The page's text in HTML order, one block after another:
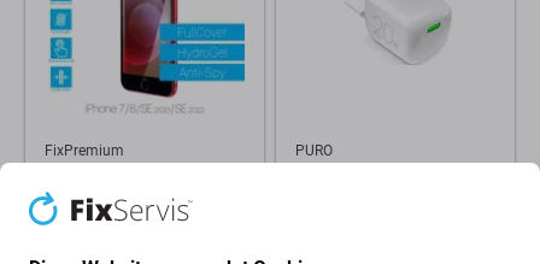
FixPremium
Spy - Displayschutzfolie für
iPhone 6, 6s, 7, 8, SE 2020 und
PURO